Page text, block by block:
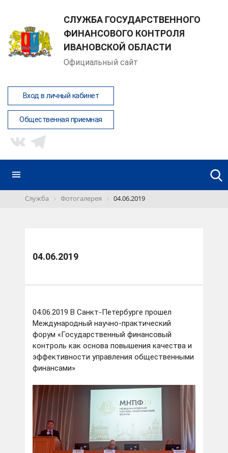
СЛУЖБА ГОСУДАРСТВЕННОГО
ФИНАНСОВОГО КОНТРОЛЯ
ИВАНОВСКОЙ ОБЛАСТИ
Официальный сайт
Вход в личный кабинет
Общественная приемная
Служба Фотогалерея 04.06.2019
04.06.2019
04.06.2019 В Санкт-Петербурге прошел
Международный научно-практический
форум «Государственный финансовый
контроль как основа повышения качества и
эффективности управления общественными
финансами»